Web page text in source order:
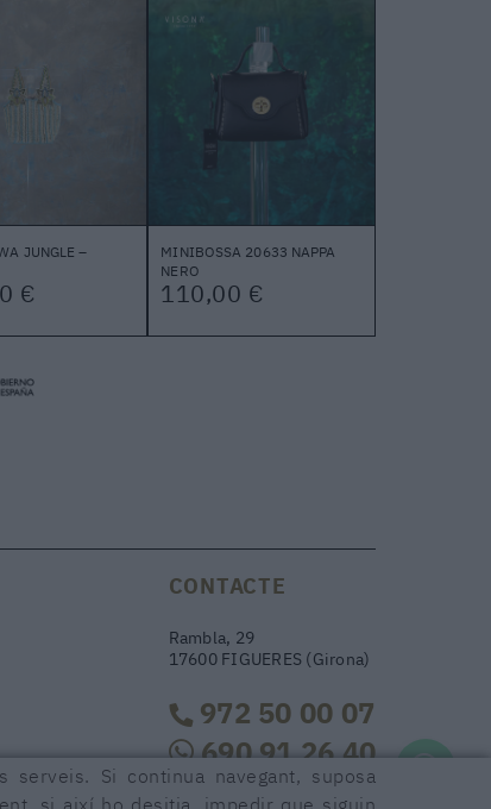
JUNGLE –
€
MINIBOSSA 20633 NAPPA
NERO
110,00 €
CONTACTE
Rambla, 29
17600 FIGUERES (Girona)
972 50 00 07
690 91 26 40
Si continua navegant, suposa
si així ho desitja, impedir que siguin